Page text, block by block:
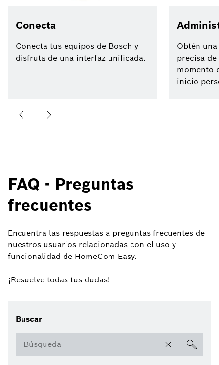
Conecta
Conecta tus equipos de Bosch y
disfruta de una interfaz unificada.
Obtén
precisa
momento
inicio
FAQ - Preguntas
frecuentes
Encuentra las respuestas a preguntas frecuentes de
nuestros usuarios relacionadas con el uso y
funcionalidad de HomeCom Easy.
¡Resuelve todas tus dudas!
Buscar